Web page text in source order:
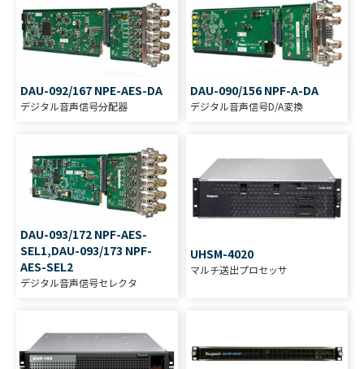
DAU-092/167 NPE-AES-DA
デジタル音声信号分配器
DAU-090/156 NPF-A-DA
デジタル音声信号D/A変換
DAU-093/172 NPF-AES-
SEL1,DAU-093/173 NPF-
AES-SEL2
デジタル音声信号セレクタ
UHSM-4020
マルチ送出プロセッサ